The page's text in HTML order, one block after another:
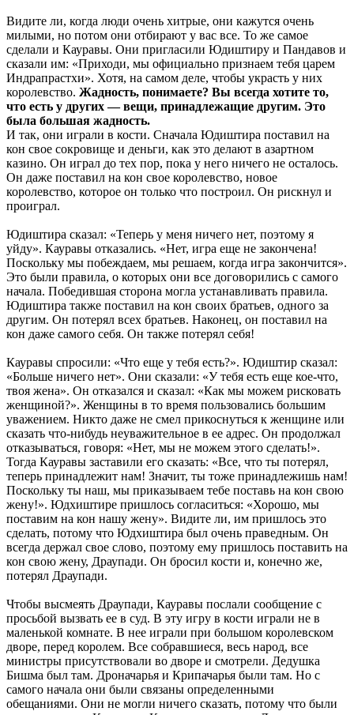
Видите ли, когда люди очень хитрые, они кажутся очень
милыми, но потом они отбирают у вас все. То же самое
сделали и Кауравы. Они пригласили Юдиштиру и Пандавов и
сказали им: «Приходи, мы официально признаем тебя царем
Индрапрастхи». Хотя, на самом деле, чтобы украсть у них
королевство. Жадность, понимаете? Вы всегда хотите то,
что есть у других — вещи, принадлежащие другим. Это
была большая жадность.
И так, они играли в кости. Сначала Юдиштира поставил на
кон свое сокровище и деньги, как это делают в азартном
казино. Он играл до тех пор, пока у него ничего не осталось.
Он даже поставил на кон свое королевство, новое
королевство, которое он только что построил. Он рискнул и
проиграл.
Юдиштира сказал: «Теперь у меня ничего нет, поэтому я
уйду». Кауравы отказались. «Нет, игра еще не закончена!
Поскольку мы побеждаем, мы решаем, когда игра закончится».
Это были правила, о которых они все договорились с самого
начала. Победившая сторона могла устанавливать правила.
Юдиштира также поставил на кон своих братьев, одного за
другим. Он потерял всех братьев. Наконец, он поставил на
кон даже самого себя. Он также потерял себя!
Кауравы спросили: «Что еще у тебя есть?». Юдиштир сказал:
«Больше ничего нет». Они сказали: «У тебя есть еще кое-что,
твоя жена». Он отказался и сказал: «Как мы можем рисковать
женщиной?». Женщины в то время пользовались большим
уважением. Никто даже не смел прикоснуться к женщине или
сказать что-нибудь неуважительное в ее адрес. Он продолжал
отказываться, говоря: «Нет, мы не можем этого сделать!».
Тогда Кауравы заставили его сказать: «Все, что ты потерял,
теперь принадлежит нам! Значит, ты тоже принадлежишь нам!
Поскольку ты наш, мы приказываем тебе поставь на кон свою
жену!». Юдхиштире пришлось согласиться: «Хорошо, мы
поставим на кон нашу жену». Видите ли, им пришлось это
сделать, потому что Юдхиштира был очень праведным. Он
всегда держал свое слово, поэтому ему пришлось поставить на
кон свою жену, Драупади. Он бросил кости и, конечно же,
потерял Драупади.
Чтобы высмеять Драупади, Кауравы послали сообщение с
просьбой вызвать ее в суд. В эту игру в кости играли не в
маленькой комнате. В нее играли при большом королевском
дворе, перед королем. Все собравшиеся, весь народ, все
министры присутствовали во дворе и смотрели. Дедушка
Бишма был там. Дроначарья и Крипачарья были там. Но с
самого начала они были связаны определенными
обещаниями. Они не могли ничего сказать, потому что были